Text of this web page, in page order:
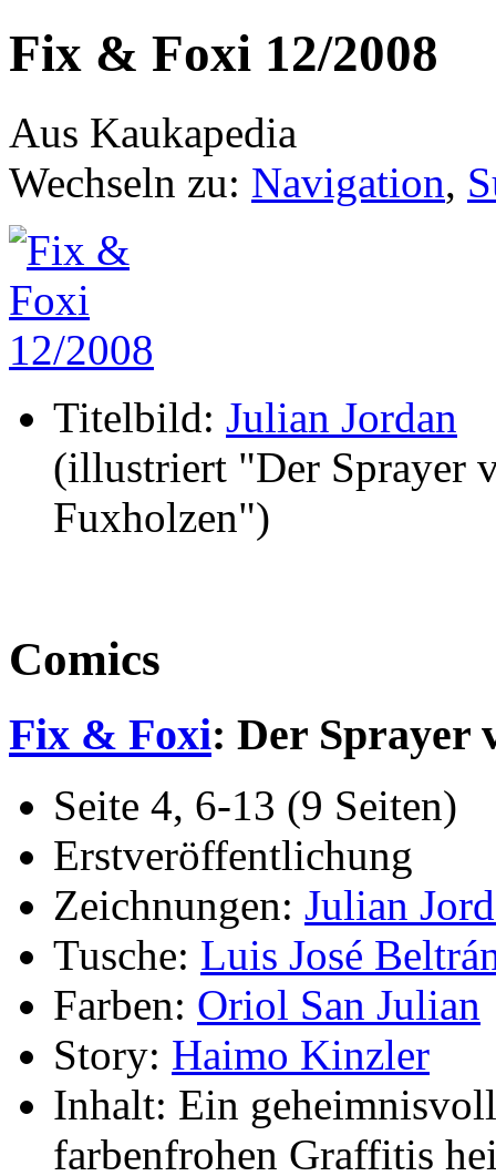
Fix & Foxi 12/2008
Aus Kaukapedia
Wechseln zu: Navigation,
Titelbild: Julian Jordan
(illustriert "Der Sprayer
Fuxholzen")
Comics
Fix & Foxi: Der Sprayer
Seite 4, 6-13 (9 Seiten)
Erstveröffentlichung
Zeichnungen: Julian
Tusche: Luis José
Farben: Oriol San Julian
Story: Haimo Kinzler
Inhalt: Ein
farbenfrohen Graffitis